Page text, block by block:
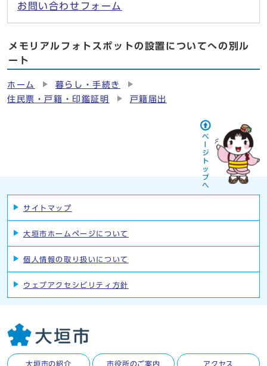
お問い合わせフォーム
メモリアルフォトスポットの設置についてへの別ル
ート
ホーム
暮らし・手続き
住民票・戸籍・印鑑証明
戸籍届出
サイトマップ
大垣市ホームページについて
個人情報の取り扱いについて
ウェブアクセシビリティ方針
大垣市の紹介 市役所のご案内 アクセス